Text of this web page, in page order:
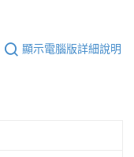
顯示電腦版詳細說明